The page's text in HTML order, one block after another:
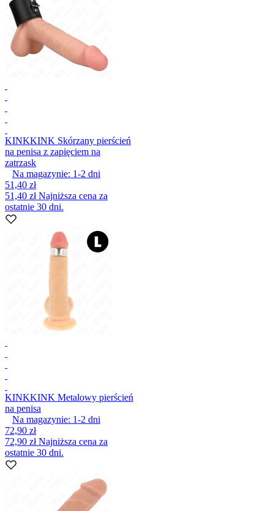
KINKKINK Skórzany pierścień
na penisa z zapięciem na
zatrzask
Na magazynie: 1-2 dni
51,40 zł
51,40 złNajniższa cena za
ostatnie 30 dni.
KINKKINK Metalowy pierścień
na penisa
Na magazynie: 1-2 dni
72,90 zł
72,90 złNajniższa cena za
ostatnie 30 dni.